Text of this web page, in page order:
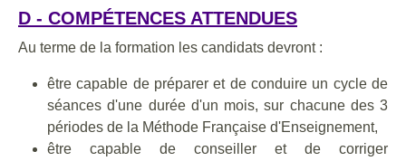
D - COMPÉTENCES ATTENDUES
Au terme de la formation les candidats devront :
être capable de préparer et de conduire un cycle de
séances d'une durée d'un mois, sur chacune des 3
périodes de la Méthode Française d'Enseignement,
être capable de conseiller et de corriger